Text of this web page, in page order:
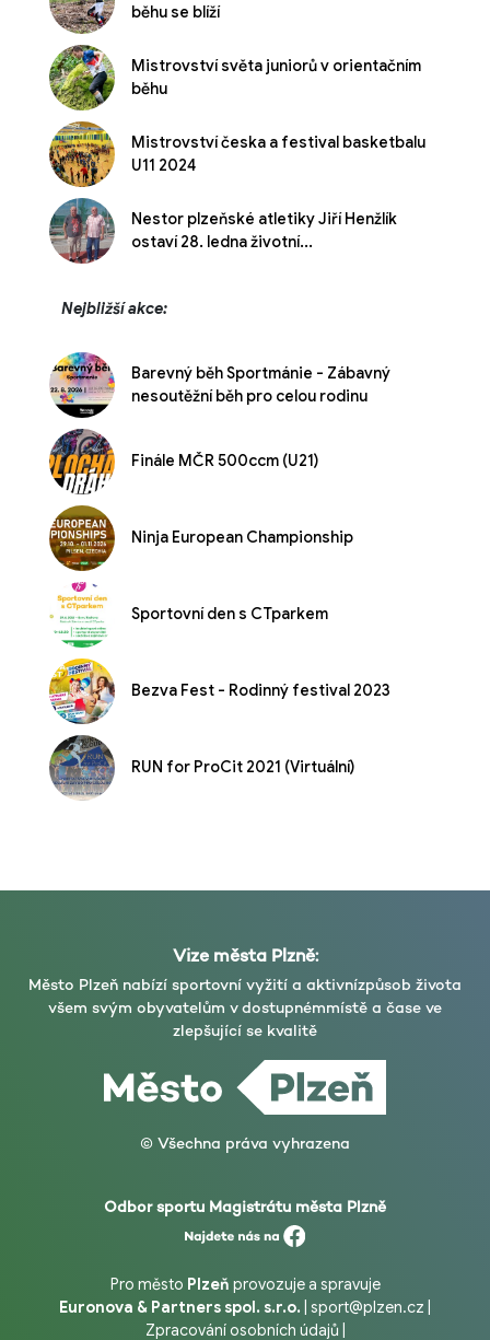
běhu se blíží
Mistrovství světa juniorů v orientačním
běhu
Mistrovství česka a festival basketbalu
U11 2024
Nestor plzeňské atletiky Jiří Henžlík
ostaví 28. ledna životní...
Nejbližší akce:
Barevný běh Sportmánie - Zábavný
nesoutěžní běh pro celou rodinu
Finále MČR 500ccm (U21)
Ninja European Championship
Sportovní den s CTparkem
Bezva Fest - Rodinný festival 2023
RUN for ProCit 2021 (Virtuální)
Vize města Plzně:
Město Plzeň nabízí sportovní vyžití a aktivnízpůsob života
všem svým obyvatelům v dostupnémmístě a čase ve
zlepšující se kvalitě
© Všechna práva vyhrazena
Odbor sportu Magistrátu města Plzně
Pro město Plzeň provozuje a spravuje
Euronova & Partners spol. s.r.o. sport@plzen.cz
Zpracování osobních údajů